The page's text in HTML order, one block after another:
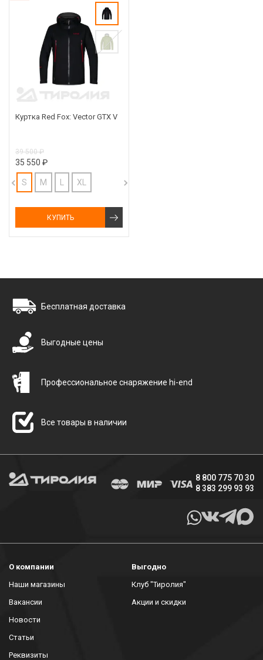
Куртка Red Fox: Vector GTX V
39 500 ₽
35 550 ₽
S M XL
КУПИТЬ
Бесплатная доставка
Выгодные цены
Профессиональное снаряжение hi-end
Все товары в наличии
8 800 775 70 30
8 383 299 93 93
О компании
Наши магазины
Вакансии
Новости
Статьи
Реквизиты
Выгодно
Клуб "Тиролия"
Акции и скидки